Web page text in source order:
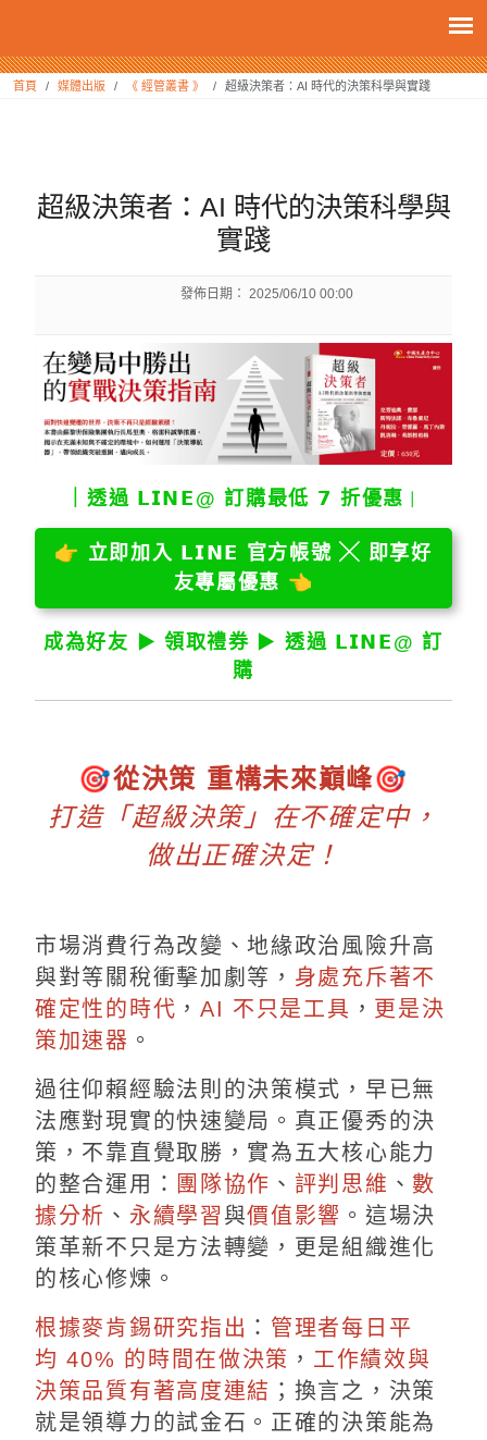
首頁 媒體出版 《 經管叢書 》 超級決策者：AI 時代的決策科學與實踐
超級決策者：AI 時代的決策科學與
實踐
發佈日期： 2025/06/10 00:00
｜透過 𝗟𝗜𝗡𝗘@ 訂購最低 𝟳 折優惠
👉 立即加入 𝗟𝗜𝗡𝗘 官方帳號 ╳ 即享好
友專屬優惠 👈
成為好友 ▶︎ 領取禮券 ▶︎ 透過 𝗟𝗜𝗡𝗘@ 訂
購
🎯從決策 重構未來巔峰🎯
打造「超級決策」在不確定中，
做出正確決定！
市場消費行為改變、地緣政治風險升高
與對等關稅衝擊加劇等， 身處充斥著不
確定性的時代 ， AI 不只是工具 ， 更是決
策加速器 。
過往仰賴經驗法則的決策模式，早已無
法應對現實的快速變局。真正優秀的決
策，不靠直覺取勝，實為五大核心能力
的整合運用： 團隊協作 、 評判思維 、數
據分析 、 永續學習 與價值影響 。這場決
策革新不只是方法轉變，更是組織進化
的核心修煉。
根據麥肯錫研究指出 ： 管理者每日平
均 40% 的時間在做決策 ， 工作績效與
決策品質有著高度連結 ；換言之，決策
就是領導力的試金石。正確的決策能為